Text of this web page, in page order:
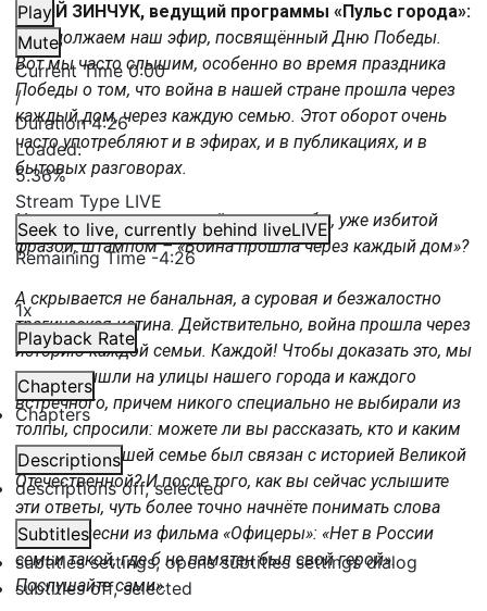
Play
Mute
Current Time0:00
/
Duration4:26
Loaded:
5.36%
Stream Type LIVE
Seek to live, currently behind liveLIVE
Remaining Time-4:26
1x
Playback Rate
Chapters
Chapters
Descriptions
descriptions off, selected
Subtitles
subtitles settings, opens subtitles settings dialog
subtitles off, selected
ЮРИЙ ЗИНЧУК, ведущий программы «Пульс города»:
«Продолжаем наш эфир, посвящённый Дню Победы.
Вот мы часто слышим, особенно во время праздника
Победы о том, что война в нашей стране прошла через
каждый дом, через каждую семью. Этот оборот очень
часто употребляют и в эфирах, и в публикациях, и в
бытовых разговорах.
Но что скрывается за этой, казалось бы, уже избитой
фразой, штампом – «Война прошла через каждый дом»?
А скрывается не банальная, а суровая и безжалостно
трагическая истина. Действительно, война прошла через
историю каждой семьи. Каждой! Чтобы доказать это, мы
просто вышли на улицы нашего города и каждого
встречного, причем никого специально не выбирали из
толпы, спросили: можете ли вы рассказать, кто и каким
образом в вашей семье был связан с историей Великой
Отечественной? И после того, как вы сейчас услышите
эти ответы, чуть более точно начнёте понимать слова
строчки песни из фильма «Офицеры»: «Нет в России
семьи такой, где б не памятен был свой герой».
Послушайте сами».